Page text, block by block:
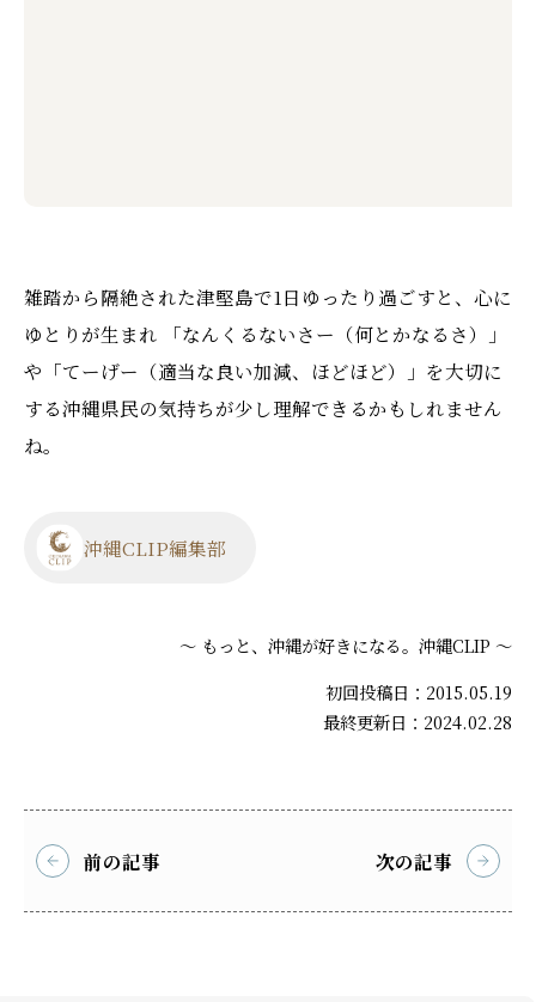
雑踏から隔絶された津堅島で1日ゆったり過ごすと、心に
ゆとりが生まれ 「なんくるないさー（何とかなるさ）」
や「てーげー（適当な良い加減、ほどほど）」を大切に
する沖縄県民の気持ちが少し理解できるかもしれません
ね。
沖縄CLIP編集部
～ もっと、沖縄が好きになる。沖縄CLIP ～
初回投稿日：2015.05.19
最終更新日：2024.02.28
前の記事 次の記事